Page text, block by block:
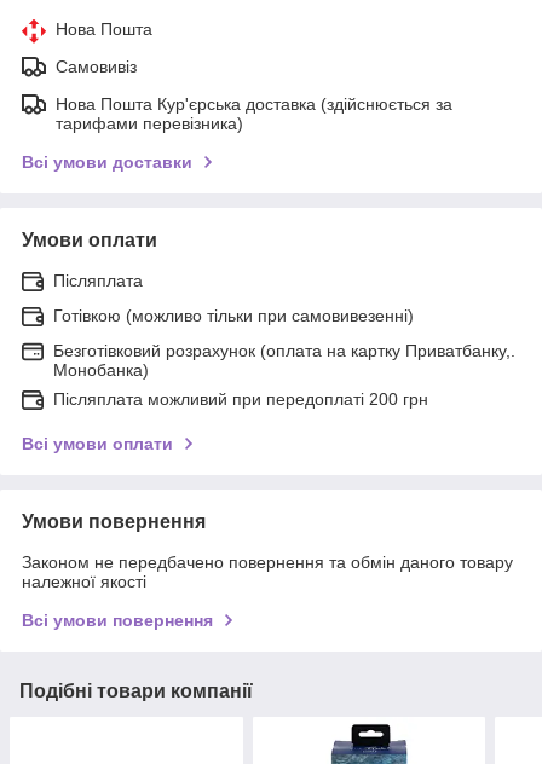
Нова Пошта
Самовивіз
Нова Пошта Кур'єрська доставка (здійснюється за
тарифами перевізника)
Всі умови доставки
Умови оплати
Післяплата
Готівкою (можливо тільки при самовивезенні)
Безготівковий розрахунок (оплата на картку Приватбанку,.
Монобанка)
Післяплата можливий при передоплаті 200 грн
Всі умови оплати
Умови повернення
Законом не передбачено повернення та обмін даного товару
належної якості
Всі умови повернення
Подібні товари компанії